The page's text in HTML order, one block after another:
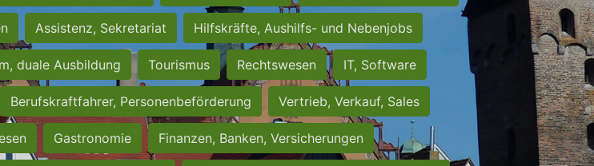
Assistenz, Sekretariat Hilfskräfte, Aushilfs- und Nebenjobs
duale Ausbildung Tourismus Rechtswesen IT, Software
Berufskraftfahrer, Personenbeförderung Vertrieb, Verkauf, Sales
Gastronomie Finanzen, Banken, Versicherungen